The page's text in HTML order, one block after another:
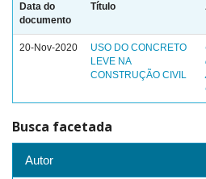
Data do
documento
Título
20-Nov-2020
USO DO CONCRETO
LEVE NA
CONSTRUÇÃO CIVIL
Busca facetada
Autor